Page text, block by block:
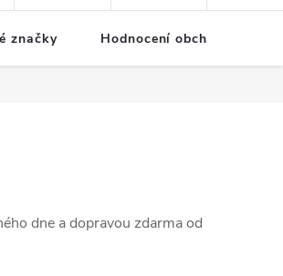
značky Hodnocení obchodu
dne a dopravou zdarma od